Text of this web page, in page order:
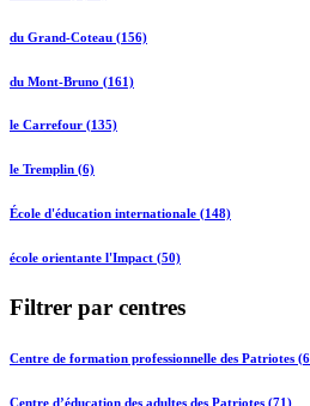
du Grand-Coteau (156)
du Mont-Bruno (161)
le Carrefour (135)
le Tremplin (6)
École d'éducation internationale (148)
école orientante l'Impact (50)
Filtrer par centres
Centre de formation professionnelle des Patriotes
Centre d’éducation des adultes des Patriotes (71)